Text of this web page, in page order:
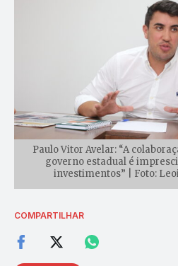
Paulo Vitor Avelar: “A
governo estadual é
investimentos” | Foto:
COMPARTILHAR